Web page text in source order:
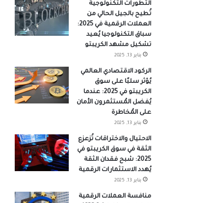
التطورات التكنولوجية
تُطيح بالجيل الحالي من
العملات الرقمية في 2025:
سباق التكنولوجيا يُعيد
تشكيل مشهد الكريبتو
يناير 13, 2025
الركود الاقتصادي العالمي
يُؤثر سلبًا على سوق
الكريبتو في 2025: عندما
يُفضل المُستثمرون الأمان
على المُخاطرة
يناير 13, 2025
الاحتيال والاختراقات تُزعزع
الثقة في سوق الكريبتو في
2025: شبح فقدان الثقة
يُهدد الاستثمارات الرقمية
يناير 13, 2025
منافسة العملات الرقمية